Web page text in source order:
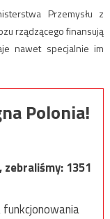
Przemysłu z
rządzącego finansują
nawet specjalnie im
Polonia!
zebraliśmy:1351